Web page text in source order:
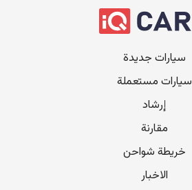
سيارات جديدة
سيارات مستعملة
إرشاد
مقارنة
خريطة شواحن
الاخبار